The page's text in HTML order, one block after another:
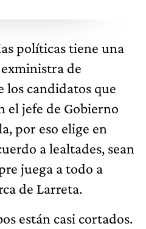
políticas tiene una
de
los candidatos que
el jefe de Gobierno
por eso elige en
a lealtades, sean
juega a todo a
de Larreta.
están casi cortados.